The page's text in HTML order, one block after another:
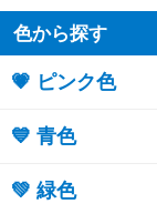
色から探す
💗 ピンク色
💙 青色
💚 緑色